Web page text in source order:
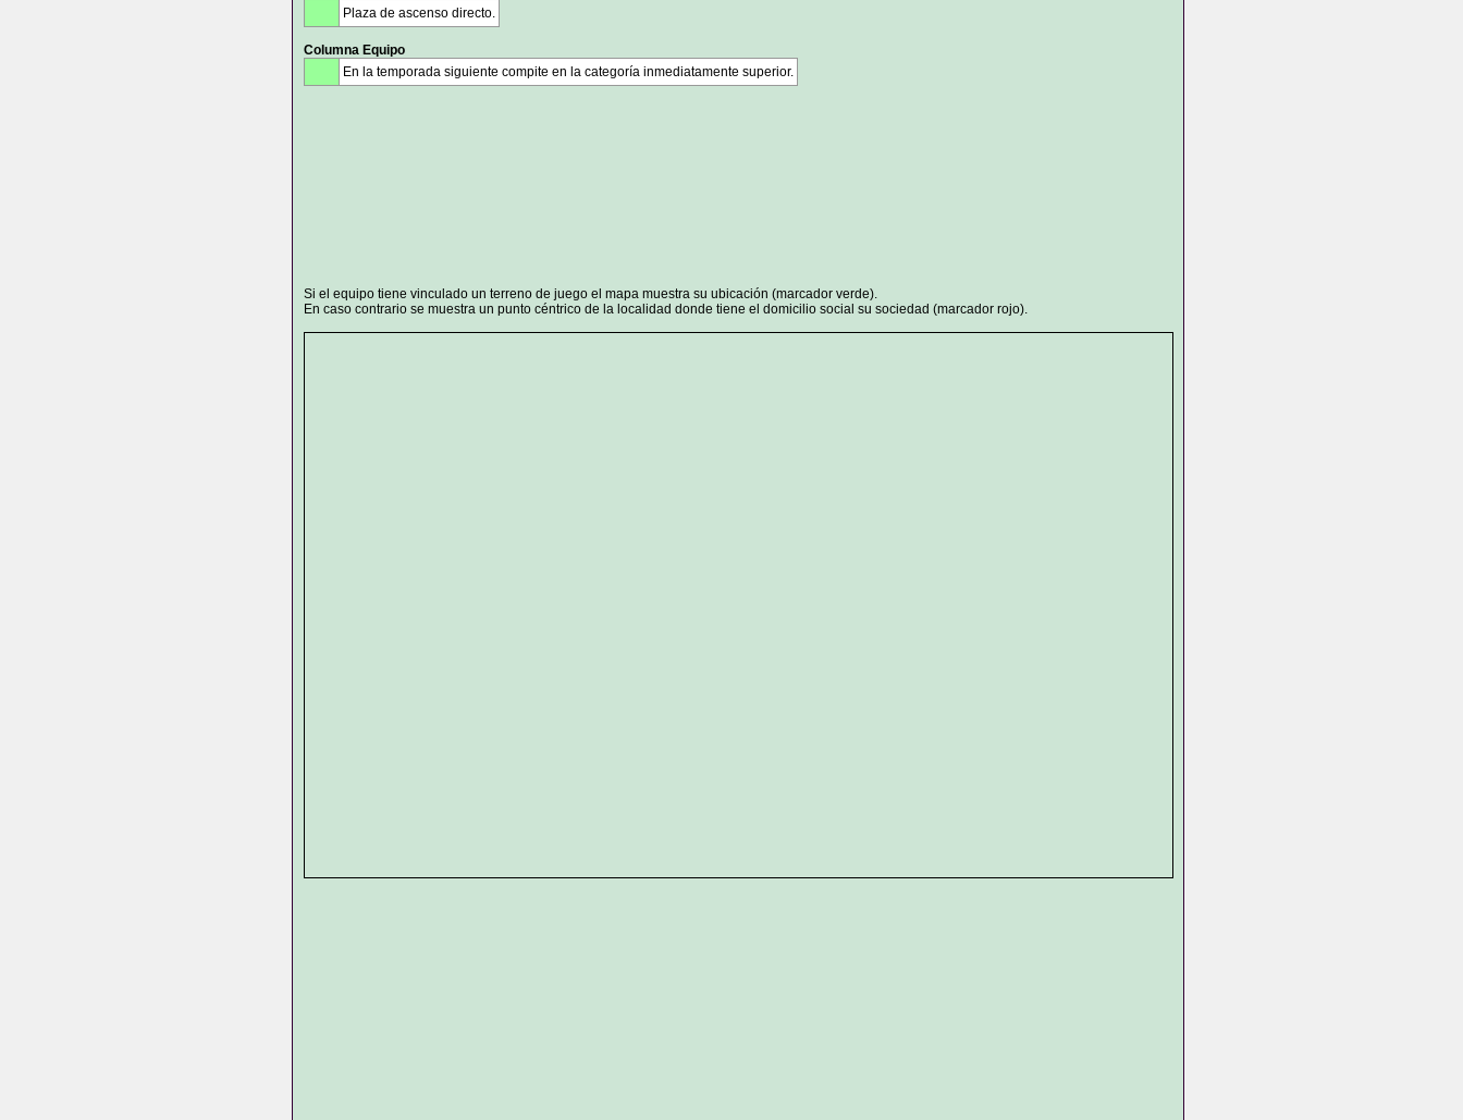
Plaza de ascenso directo.
Columna Equipo
En la temporada siguiente compite en la categoría inmediatamente superior.
Si el equipo tiene vinculado un terreno de juego el mapa muestra su ubicación (marcador verde).
En caso contrario se muestra un punto céntrico de la localidad donde tiene el domicilio social su sociedad (marcador rojo).